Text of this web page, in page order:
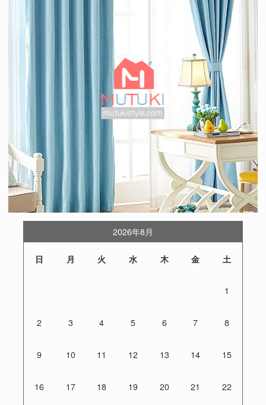
2026年8月
日 月 火 水 木 金 土
1
2 3 4 5 6 7 8
9 10 11 12 13 14 15
16 17 18 19 20 21 22